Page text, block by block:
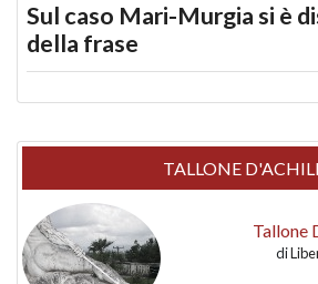
Sul caso Mari-Murgia si è
della frase
TALLONE
Tallone
di